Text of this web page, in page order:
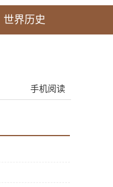
世界历史
手机阅读